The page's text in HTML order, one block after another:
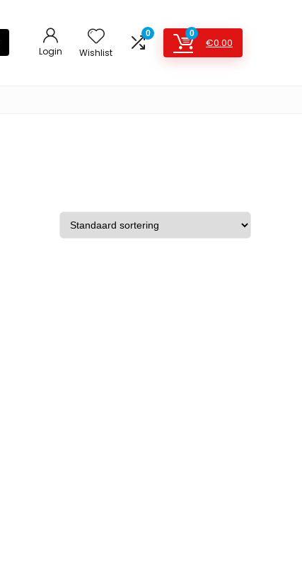
Login Wishlist
0 0
€0.00